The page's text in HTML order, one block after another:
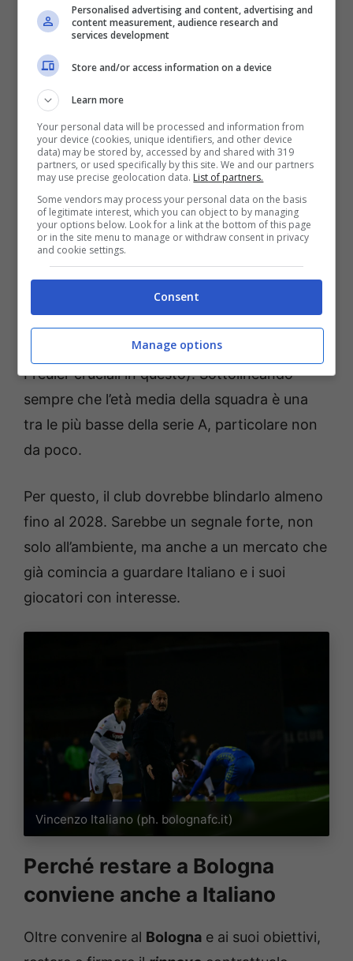
fondamentale.
La squadra diviene, nel giro di alcune partite
(peccato perché si perdono punti
importanti), meno frenetica e più equilibrata,
il rientro diFergusone la collocazione di
Odgaardsaranno determinanti. Il possesso
palla è sempre alto (media 58,1%, terza nella
specifica graduatoria), soprattutto con
maggior costrutto, mettendo in condizione la
subite (vedere il raffronto con quelle letali
solidità nei duelli difensivi (Beukema, Lucumí e
Freuler cruciali in questo). Sottolineando
sempre che l’età media della squadra è una
tra le più basse della serie A, particolare non
da poco.
Per questo, il club dovrebbe blindarlo almeno
fino al 2028. Sarebbe un segnale forte, non
solo all’ambiente, ma anche a un mercato che
già comincia a guardare Italiano e i suoi
giocatori con interesse.
Vincenzo Italiano (ph. bolognafc.it)
Perché restare a Bologna
conviene anche a Italiano
Oltre convenire al Bologna e ai suoi obiettivi,
Personalised advertising and content, advertising and
content measurement, audience research and
services development
Store and/or access information on a device
Learn more
Your personal data will be processed and information from
your device (cookies, unique identifiers, and other device
data) may be stored by, accessed by and shared with 319
partners, or used specifically by this site. We and our partners
may use precise geolocation data. List of partners.
Some vendors may process your personal data on the basis
of legitimate interest, which you can object to by managing
your options below. Look for a link at the bottom of this page
or in the site menu to manage or withdraw consent in privacy
and cookie settings.
Consent
Manage options